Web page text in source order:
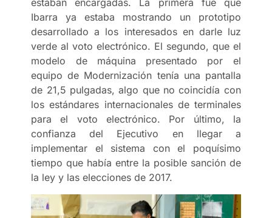
estaban encargadas. La primera fue que
Ibarra ya estaba mostrando un prototipo
desarrollado a los interesados en darle luz
verde al voto electrónico. El segundo, que el
modelo de máquina presentado por el
equipo de Modernización tenía una pantalla
de 21,5 pulgadas, algo que no coincidía con
los estándares internacionales de terminales
para el voto electrónico. Por último, la
confianza del Ejecutivo en llegar a
implementar el sistema con el poquísimo
tiempo que había entre la posible sanción de
la ley y las elecciones de 2017.